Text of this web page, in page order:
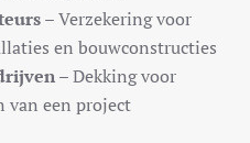
– Verzekering voor
en bouwconstructies
– Dekking voor
van een project